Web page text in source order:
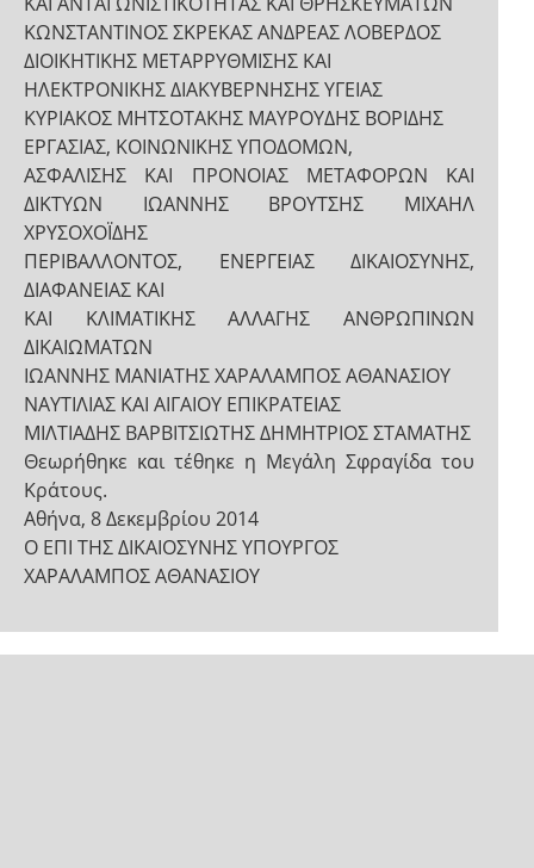
ΚΩΝΣΤΑΝΤΙΝΟΣ ΣΚΡΕΚΑΣ ΑΝΔΡΕΑΣ ΛΟΒΕΡΔΟΣ
ΔΙΟΙΚΗΤΙΚΗΣ ΜΕΤΑΡΡΥΘΜΙΣΗΣ ΚΑΙ
ΗΛΕΚΤΡΟΝΙΚΗΣ ΔΙΑΚΥΒΕΡΝΗΣΗΣ ΥΓΕΙΑΣ
ΚΥΡΙΑΚΟΣ ΜΗΤΣΟΤΑΚΗΣ ΜΑΥΡΟΥΔΗΣ ΒΟΡΙΔΗΣ
ΕΡΓΑΣΙΑΣ, ΚΟΙΝΩΝΙΚΗΣ ΥΠΟΔΟΜΩΝ,
ΑΣΦΑΛΙΣΗΣ ΚΑΙ ΠΡΟΝΟΙΑΣ ΜΕΤΑΦΟΡΩΝ ΚΑΙ
ΔΙΚΤΥΩΝ ΙΩΑΝΝΗΣ ΒΡΟΥΤΣΗΣ ΜΙΧΑΗΛ
ΧΡΥΣΟΧΟΪΔΗΣ
ΠΕΡΙΒΑΛΛΟΝΤΟΣ, ΕΝΕΡΓΕΙΑΣ ΔΙΚΑΙΟΣΥΝΗΣ,
ΔΙΑΦΑΝΕΙΑΣ ΚΑΙ
ΚΑΙ ΚΛΙΜΑΤΙΚΗΣ ΑΛΛΑΓΗΣ ΑΝΘΡΩΠΙΝΩΝ
ΔΙΚΑΙΩΜΑΤΩΝ
ΙΩΑΝΝΗΣ ΜΑΝΙΑΤΗΣ ΧΑΡΑΛΑΜΠΟΣ ΑΘΑΝΑΣΙΟΥ
ΝΑΥΤΙΛΙΑΣ ΚΑΙ ΑΙΓΑΙΟΥ ΕΠΙΚΡΑΤΕΙΑΣ
ΜΙΛΤΙΑΔΗΣ ΒΑΡΒΙΤΣΙΩΤΗΣ ΔΗΜΗΤΡΙΟΣ ΣΤΑΜΑΤΗΣ
Θεωρήθηκε και τέθηκε η Μεγάλη Σφραγίδα του
Κράτους.
Αθήνα, 8 Δεκεμβρίου 2014
Ο ΕΠΙ ΤΗΣ ΔΙΚΑΙΟΣΥΝΗΣ ΥΠΟΥΡΓΟΣ
ΧΑΡΑΛΑΜΠΟΣ ΑΘΑΝΑΣΙΟΥ